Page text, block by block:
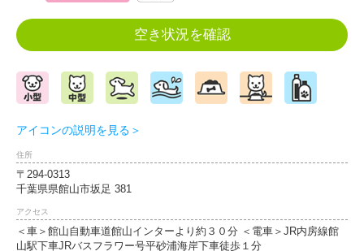
空き状況を確認
アイコンの説明を見る＞
住所
〒294-0313
千葉県県館山市坂足 381
アクセス
＜車＞館山自動車道館山インターより約３０分 ＜電車＞JR内房線館
山駅下車JRバスフラワー号平砂浦海岸下車徒歩１分